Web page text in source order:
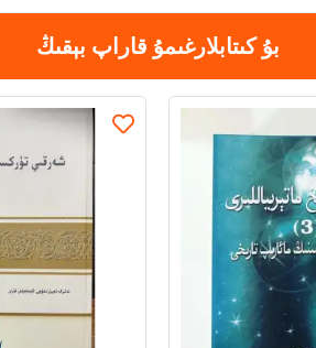
بۇ كىتابلارغىمۇ قاراپ بېقىڭ